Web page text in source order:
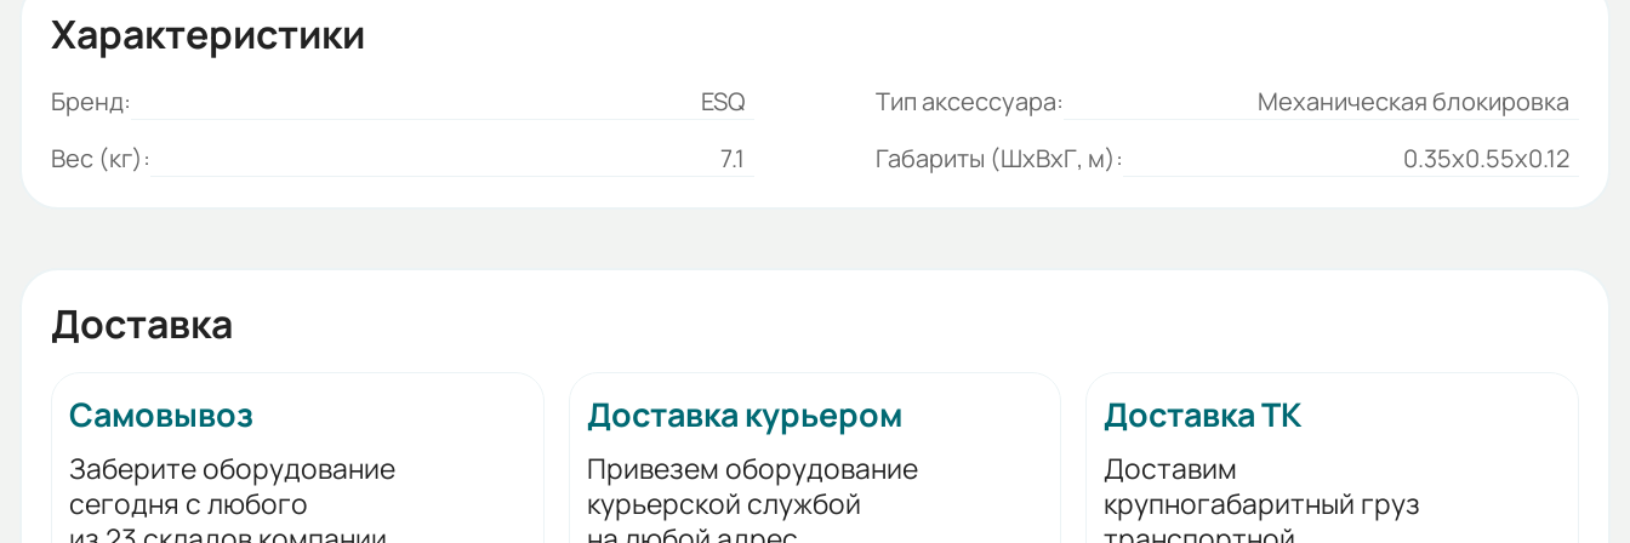
Характеристики
Бренд: ESQ Тип аксессуара:
Механическая блокировка
Вес (кг):
7.1 Габариты (ШхВхГ, м): 0.35x0.55x0.12
Доставка
Самовывоз
Заберите оборудование
сегодня с любого
Доставка курьером
Привезем оборудование
курьерской службой
Доставка ТК
Доставим
крупногабаритный груз